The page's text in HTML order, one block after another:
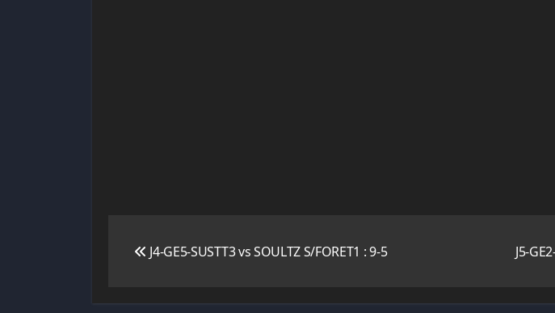
de
J4-GE5-SUSTT3 vs SOULTZ S/FORET1 : 9-5 J5-